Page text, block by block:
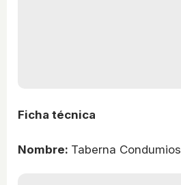
Ficha técnica
Nombre: Taberna Condumios